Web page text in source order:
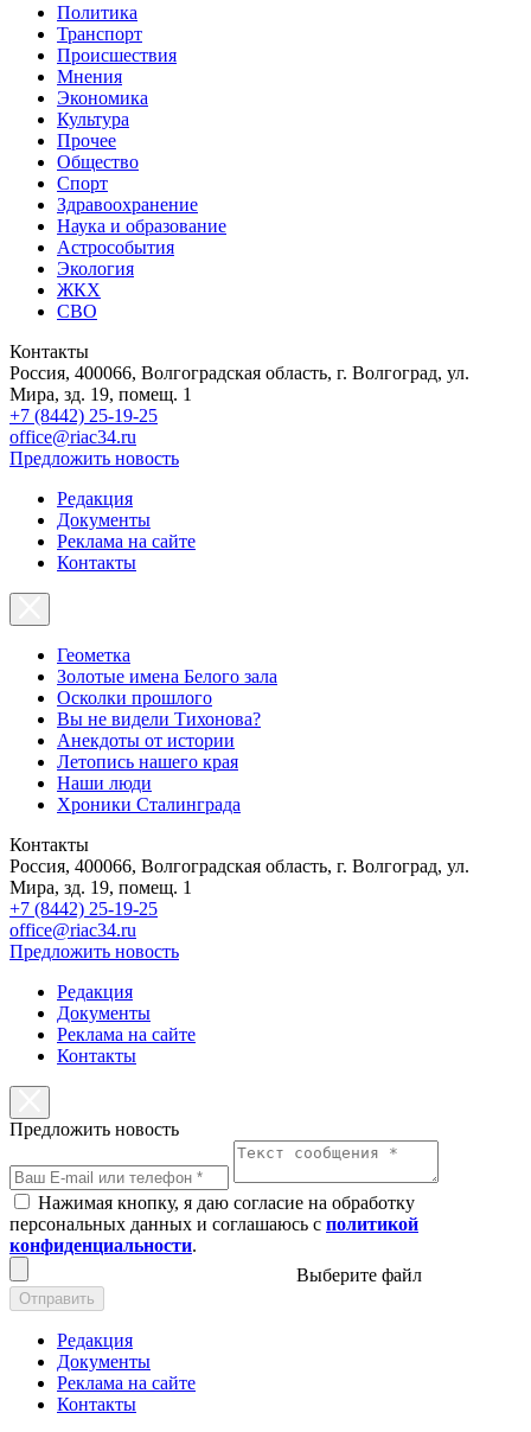
Политика
Транспорт
Происшествия
Мнения
Экономика
Культура
Прочее
Общество
Спорт
Здравоохранение
Наука и образование
Астрособытия
Экология
ЖКХ
СВО
Контакты
Россия, 400066, Волгоградская область, г. Волгоград, ул.
Мира, зд. 19, помещ. 1
+7 (8442) 25-19-25
office@riac34.ru
Предложить новость
Редакция
Документы
Реклама на сайте
Контакты
Геометка
Золотые имена Белого зала
Осколки прошлого
Вы не видели Тихонова?
Анекдоты от истории
Летопись нашего края
Наши люди
Хроники Сталинграда
Контакты
Россия, 400066, Волгоградская область, г. Волгоград, ул.
Мира, зд. 19, помещ. 1
+7 (8442) 25-19-25
office@riac34.ru
Предложить новость
Редакция
Документы
Реклама на сайте
Контакты
Предложить новость
Нажимая кнопку, я даю согласие на обработку
персональных данных и соглашаюсь с политикой
конфиденциальности.
Выберите файл
Отправить
Редакция
Документы
Реклама на сайте
Контакты